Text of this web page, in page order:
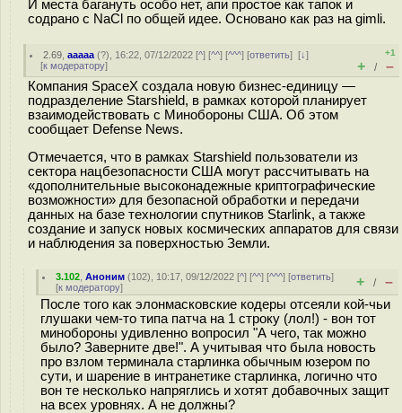
И места багануть особо нет, апи простое как тапок и
содрано с NaCl по общей идее. Основано как раз на gimli.
2.69 ,aaaaa (?), 16:22, 07/12/2022 [^] [^^] [^^^] [ответить][↓]
[к модератору]
+1
+ / –
Компания SpaceX создала новую бизнес-единицу —
подразделение Starshield, в рамках которой планирует
взаимодействовать с Минобороны США. Об этом
сообщает Defense News.
Отмечается, что в рамках Starshield пользователи из
сектора нацбезопасности США могут рассчитывать на
«дополнительные высоконадежные криптографические
возможности» для безопасной обработки и передачи
данных на базе технологии спутников Starlink, а также
создание и запуск новых космических аппаратов для связи
и наблюдения за поверхностью Земли.
3.102 ,Аноним (102), 10:17, 09/12/2022 [^] [^^] [^^^] [ответить]
[к модератору] + / –
После того как элонмасковские кодеры отсеяли кой-чьи
глушаки чем-то типа патча на 1 строку (лол!) - вон тот
минобороны удивленно вопросил "А чего, так можно
было? Заверните две!". А учитывая что была новость
про взлом терминала старлинка обычным юзером по
сути, и шарение в интранетике старлинка, логично что
вон те несколько напряглись и хотят добавочных защит
на всех уровнях. А не должны?